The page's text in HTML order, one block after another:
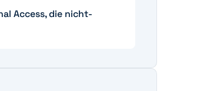
Access, die nicht-